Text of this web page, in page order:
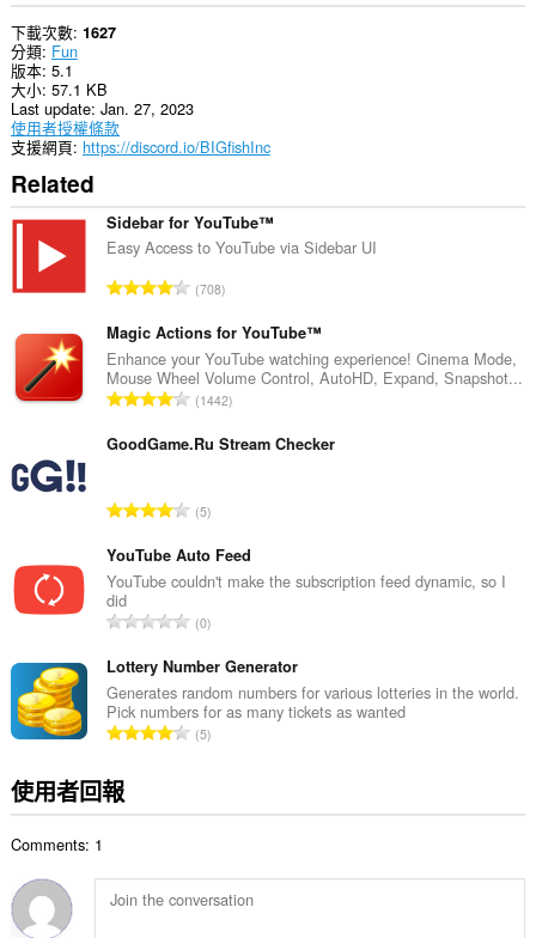
下載次數 1627
分類 Fun
版本 5.1
大小 57.1 KB
Last update Jan. 27, 2023
使用者授權條款
支援網頁 https://discord.io/BIGfishInc
Related
Sidebar for YouTube™
Easy Access to YouTube via Sidebar UI
評
的
總
次
數
708
Magic Actions for YouTube™
Enhance your YouTube watching experience! Cinema Mode,
Mouse Wheel Volume Control, AutoHD, Expand, Snapshot...
評
的
數
1442
GoodGame.Ru Stream Checker
評
的
總
數
5
YouTube Auto Feed
YouTube couldn't make the subscription feed dynamic, so I
did
評
的
總
次
數
0
Lottery Number Generator
Generates random numbers for various lotteries in the world.
Pick numbers for as many tickets as wanted
評
:
5
使用者回報
Comments: 1